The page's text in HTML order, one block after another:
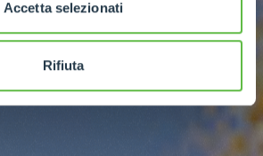
Accetta selezionati
Rifiuta